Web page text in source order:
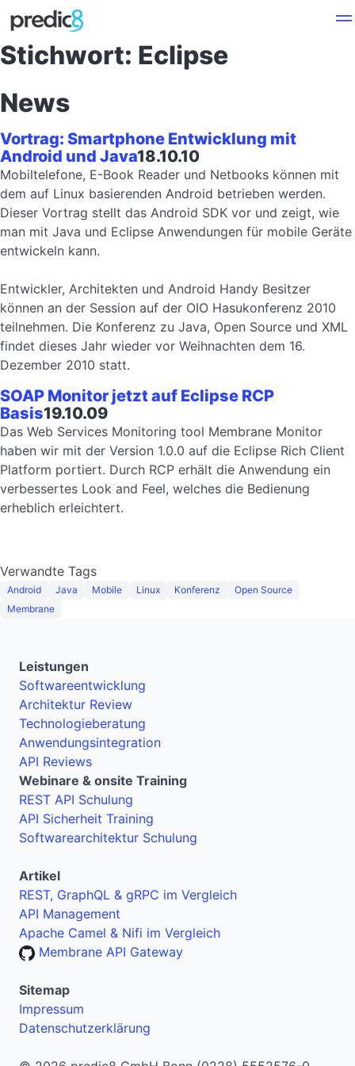
Stichwort: Eclipse
News
Vortrag: Smartphone Entwicklung mit
Android und Java18.10.10
Mobiltelefone, E-Book Reader und Netbooks können mit
dem auf Linux basierenden Android betrieben werden.
Dieser Vortrag stellt das Android SDK vor und zeigt, wie
man mit Java und Eclipse Anwendungen für mobile Geräte
entwickeln kann.
Entwickler, Architekten und Android Handy Besitzer
können an der Session auf der OIO Hasukonferenz 2010
teilnehmen. Die Konferenz zu Java, Open Source und XML
findet dieses Jahr wieder vor Weihnachten dem 16.
Dezember 2010 statt.
SOAP Monitor jetzt auf Eclipse RCP
Basis19.10.09
Das Web Services Monitoring tool Membrane Monitor
haben wir mit der Version 1.0.0 auf die Eclipse Rich Client
Platform portiert. Durch RCP erhält die Anwendung ein
verbessertes Look and Feel, welches die Bedienung
erheblich erleichtert.
Verwandte Tags
Android Java Mobile Linux Konferenz
Open Source
Membrane
Leistungen
Softwareentwicklung
Architektur Review
Technologieberatung
Anwendungsintegration
API Reviews
Webinare & onsite Training
REST API Schulung
API Sicherheit Training
Softwarearchitektur Schulung
Artikel
REST, GraphQL & gRPC im Vergleich
API Management
Apache Camel & Nifi im Vergleich
Membrane API Gateway
Sitemap
Impressum
Datenschutzerklärung